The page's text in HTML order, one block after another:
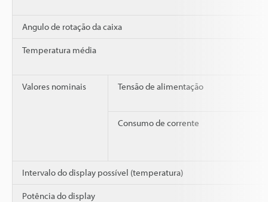
Angulo de rotação da caixa
Temperatura média
Valores nominais Tensão de alimentação
Consumo de corrente
Intervalo do display possível (temperatura)
Potência do display